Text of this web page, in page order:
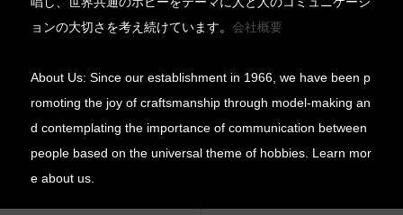
ョンの大切さを考え続けています。会社概要
About Us: Since our establishment in 1966, we have been p
romoting the joy of craftsmanship through model-making an
d contemplating the importance of communication between
people based on the universal theme of hobbies. Learn mor
e about us.